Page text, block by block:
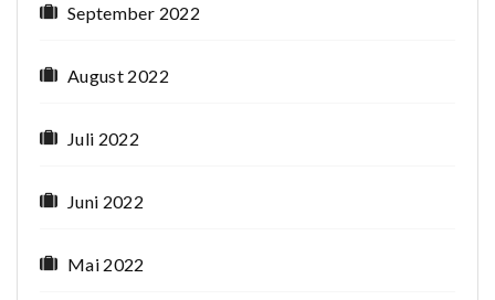
September 2022
August 2022
Juli 2022
Juni 2022
Mai 2022